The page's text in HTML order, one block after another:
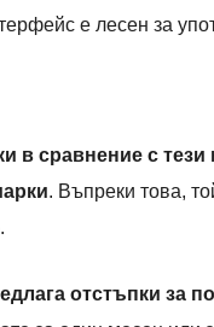
е лесен за
в сравнение с тези
. Въпреки това,
отстъпки за